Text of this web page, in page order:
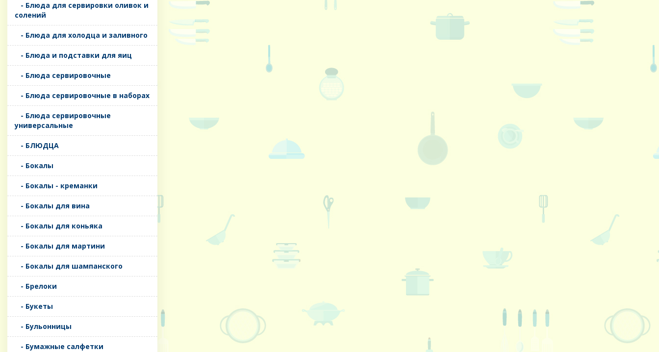
- Блюда для сервировки оливок и
солений
- Блюда для холодца и заливного
- Блюда и подставки для яиц
- Блюда сервировочные
- Блюда сервировочные в наборах
- Блюда сервировочные
универсальные
- БЛЮДЦА
- Бокалы
- Бокалы - креманки
- Бокалы для вина
- Бокалы для коньяка
- Бокалы для мартини
- Бокалы для шампанского
- Брелоки
- Букеты
- Бульонницы
- Бумажные салфетки